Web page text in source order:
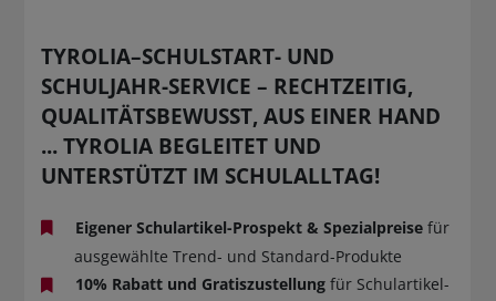
TYROLIA–SCHULSTART- UND
SCHULJAHR-SERVICE – RECHTZEITIG,
QUALITÄTSBEWUSST, AUS EINER HAND
... TYROLIA BEGLEITET UND
UNTERSTÜTZT IM SCHULALLTAG!
Eigener Schulartikel-Prospekt & Spezialpreise für
ausgewählte Trend- und Standard-Produkte
10% Rabatt und Gratiszustellung für Schulartikel-